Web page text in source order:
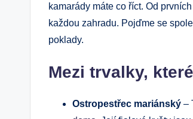
kamarády máte co říct. Od
každou zahradu. Pojďme se
poklady.
Mezi trvalky,
Ostropestřec mariánský –